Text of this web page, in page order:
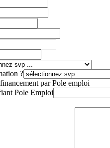
?
par Pole emploi
Pole Emploi